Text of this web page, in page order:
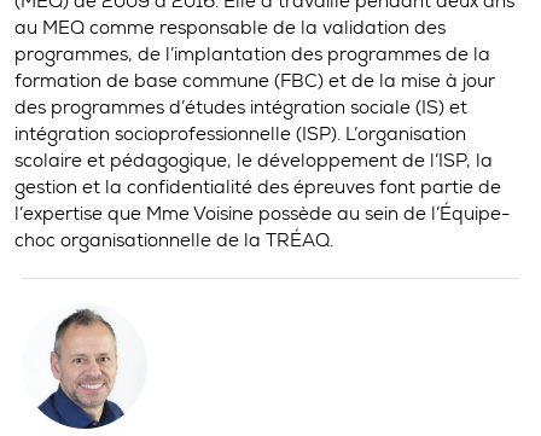
au MEQ comme responsable de la validation des
programmes, de l’implantation des programmes de la
formation de base commune (FBC) et de la mise à jour
des programmes d’études intégration sociale (IS) et
intégration socioprofessionnelle (ISP). L’organisation
scolaire et pédagogique, le développement de l’ISP, la
gestion et la confidentialité des épreuves font partie de
l’expertise que Mme Voisine possède au sein de l’Équipe-
choc organisationnelle de la TRÉAQ.